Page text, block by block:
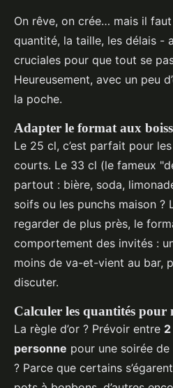
On rêve, on crée… mais il
quantité, la taille, les délais -
cruciales pour que tout se
Heureusement, avec un peu
la poche.
Adapter le format aux
Le 25 cl, c’est parfait pour
courts. Le 33 cl (le fameux
partout : bière, soda,
soifs ou les punchs maison ?
regarder de plus près, le
comportement des invités :
moins de va-et-vient au bar,
discuter.
Calculer les quantités pour
La règle d’or ? Prévoir entre
personne pour une soirée
? Parce que certains